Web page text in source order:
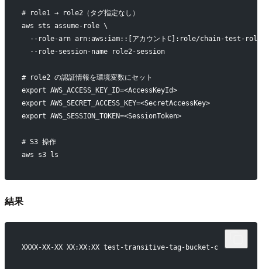
# role1 → role2（タグ指定なし）
aws sts assume-role \
--role-arn arn:aws:iam::[アカウントC]:role/chain-test-
  --role-session-name role2-session
# role2 の認証情報を環境変数にセット
export AWS_ACCESS_KEY_ID=<AccessKeyId>
export AWS_SECRET_ACCESS_KEY=<SecretAccessKey>
export AWS_SESSION_TOKEN=<SessionToken>
# S3 操作
aws s3 ls
結果
XXXX-XX-XX XX:XX:XX test-transitive-tag-bucket-c